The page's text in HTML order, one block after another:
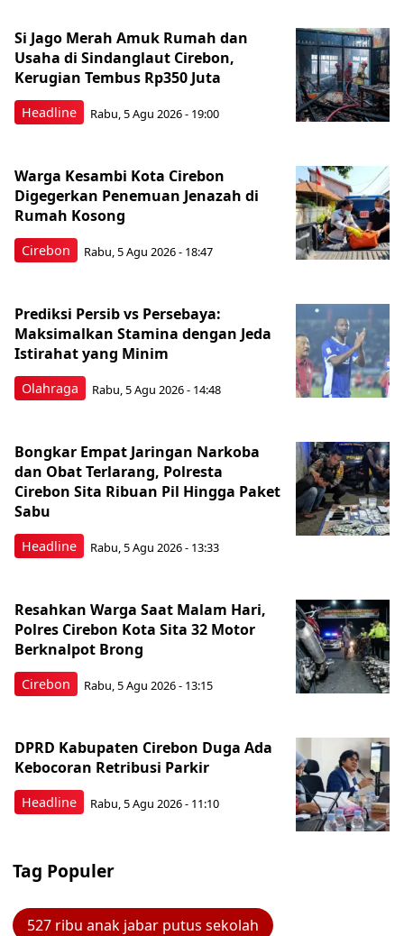
Headline
Si Jago Merah Amuk Rumah dan
Usaha di Sindanglaut Cirebon,
Kerugian Tembus Rp350 Juta
Rabu, 5 Agu 2026 - 19:00
Cirebon
Warga Kesambi Kota Cirebon
Digegerkan Penemuan Jenazah di
Rumah Kosong
Rabu, 5 Agu 2026 - 18:47
Olahraga
Prediksi Persib vs Persebaya:
Maksimalkan Stamina dengan Jeda
Istirahat yang Minim
Rabu, 5 Agu 2026 - 14:48
Headline
Bongkar Empat Jaringan Narkoba
dan Obat Terlarang, Polresta
Cirebon Sita Ribuan Pil Hingga Paket
Sabu
Rabu, 5 Agu 2026 - 13:33
Cirebon
Resahkan Warga Saat Malam Hari,
Polres Cirebon Kota Sita 32 Motor
Berknalpot Brong
Rabu, 5 Agu 2026 - 13:15
Headline
DPRD Kabupaten Cirebon Duga Ada
Kebocoran Retribusi Parkir
Rabu, 5 Agu 2026 - 11:10
Tag Populer
527 ribu anak jabar putus sekolah